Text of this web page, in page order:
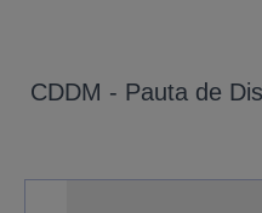
CDDM - Pauta de